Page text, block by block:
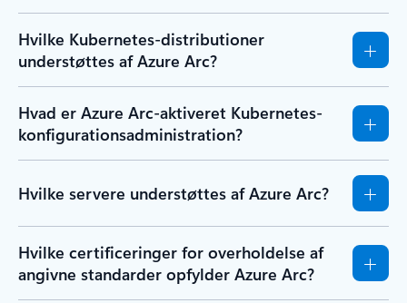
Hvilke Kubernetes-distributioner
understøttes af Azure Arc?
Hvad er Azure Arc-aktiveret Kubernetes-
konfigurationsadministration?
Hvilke servere understøttes af Azure Arc?
Hvilke certificeringer for overholdelse af
angivne standarder opfylder Azure Arc?